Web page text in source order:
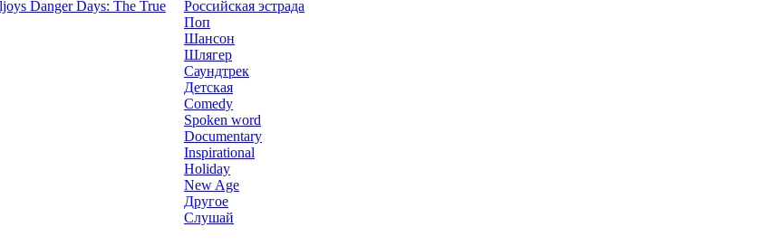
Danger Days: The True
Российская эстрада
Поп
Шансон
Шлягер
Саундтрек
Детская
Comedy
Spoken word
Documentary
Inspirational
Holiday
New Age
Другое
Слушай